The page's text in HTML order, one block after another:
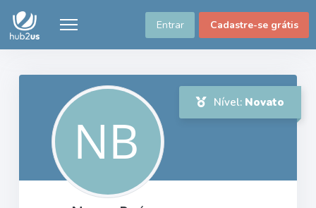
Entrar Cadastre-se grátis
Nível: Novato